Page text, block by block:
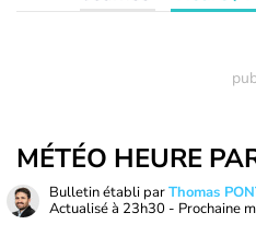
MÉTÉO HEURE
Bulletin établi parThomas
Actualisé à 23h30 - Prochaine